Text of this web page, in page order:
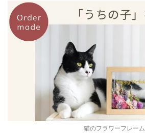
猫のフラワーフレーム